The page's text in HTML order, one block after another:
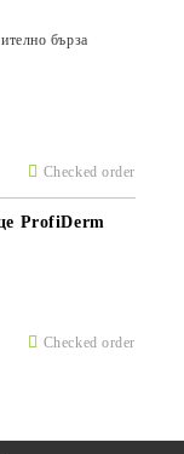
Checked order
бърза
Checked order
ProfiDerm